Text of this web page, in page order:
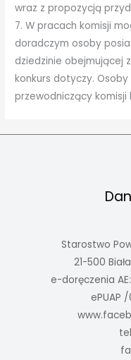
wraz z propozycją
7. W pracach komisji
doradczym osoby
dziedzinie obejmującej
konkurs dotyczy.
przewodniczący komisji
Starostwo
21-500
e-doręczenia
ePUAP